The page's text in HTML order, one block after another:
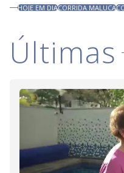
HOJE EM DIACORRIDA MALUCA
Últimas